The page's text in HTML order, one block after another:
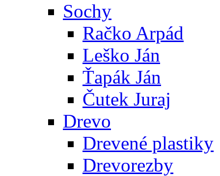
Sochy
Račko Arpád
Leško Ján
Ťapák Ján
Čutek Juraj
Drevo
Drevené plastiky
Drevorezby